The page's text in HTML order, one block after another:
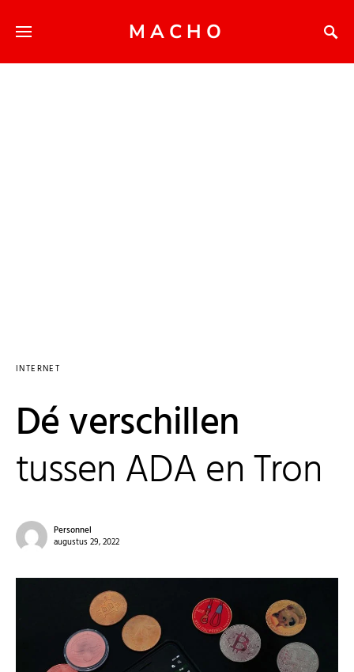
MACHO
INTERNET
Dé verschillen
tussen ADA en Tron
Personnel
augustus 29, 2022